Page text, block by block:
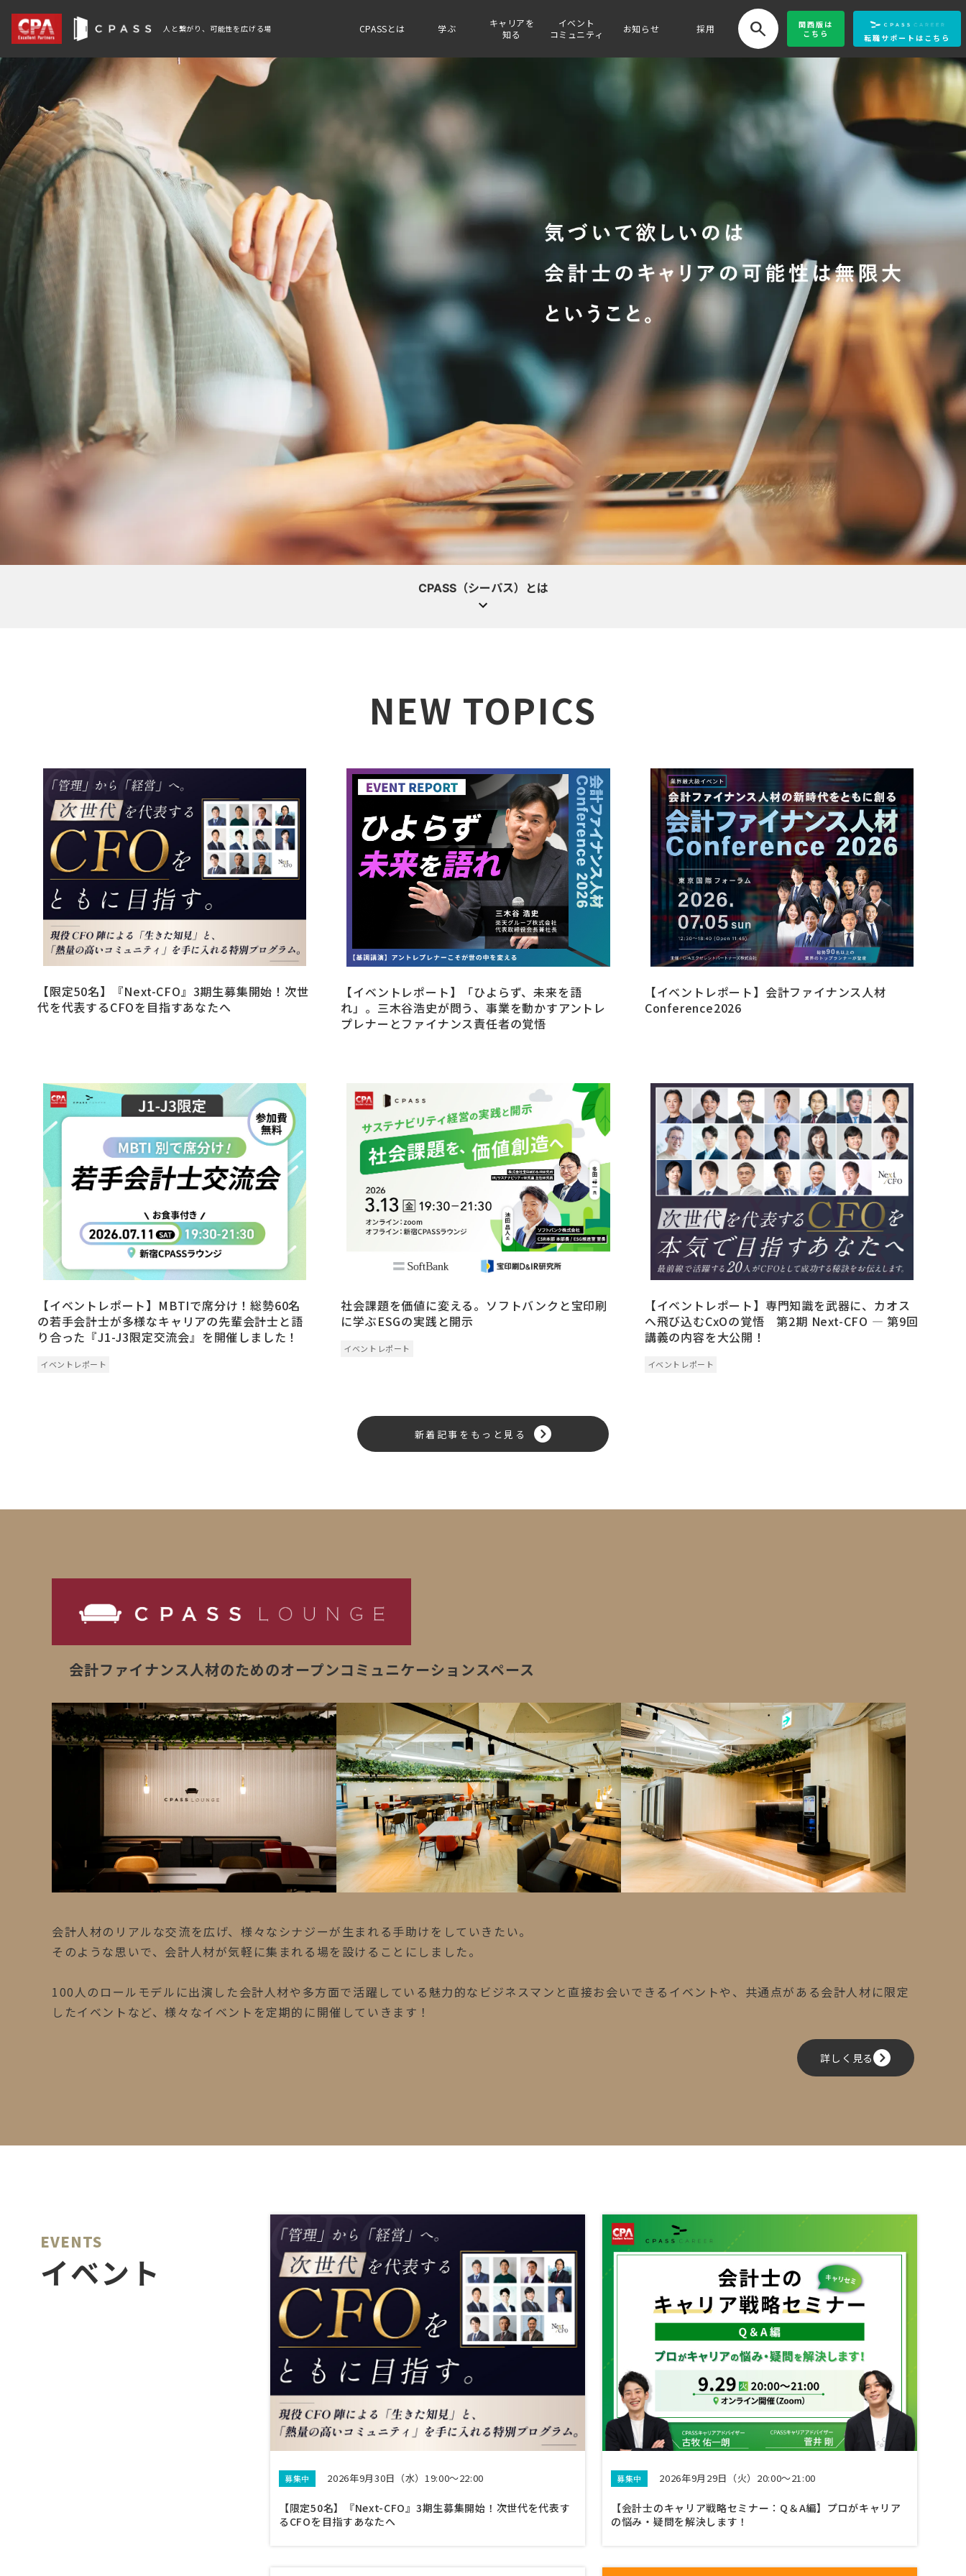
人と繋がり、可能性を広げる場 CPASSとは 学ぶ
キャリアを
知る
イベント
コミュニティ
お知らせ 採用 search 関西版 は
こちら
転職サポートはこちら
CPASS（シーパス）とは
詳しく見る
NEW TOPICS
【限定50名】『Next-CFO』3期生募集開始！次世
代を代表するCFOを目指すあなたへ
【イベントレポート】「ひよらず、未来を語
れ」。三木谷浩史が問う、事業を動かすアントレ
プレナーとファイナンス責任者の覚悟
【イベントレポート】会計ファイナンス人材
Conference2026
【イベントレポート】MBTIで席分け！総勢60名
の若手会計士が多様なキャリアの先輩会計士と語
り合った『J1-J3限定交流会』を開催しました！
イベントレポート
社会課題を価値に変える。ソフトバンクと宝印刷
に学ぶESGの実践と開示
イベントレポート
【イベントレポート】専門知識を武器に、カオス
へ飛び込むCxOの覚悟 第2期 Next-CFO ― 第9回
講義の内容を大公開！
イベントレポート
新着記事をもっと見る
会計ファイナンス人材のためのオープンコミュニケーションスペース
会計人材のリアルな交流を広げ、様々なシナジーが生まれる手助けをしていきたい。
そのような思いで、会計人材が気軽に集まれる場を設けることにしました。
100人のロールモデルに出演した会計人材や多方面で活躍している魅力的なビジネスマンと直接お会いできるイベントや、共通点がある会計人材に限定
したイベントなど、様々なイベントを定期的に開催していきます！
詳しく見る
EVENTS
イベント
募集中 2026年9月30日（水）19:00～22:00
【限定50名】『Next-CFO』3期生募集開始！次世代を代表す
るCFOを目指すあなたへ
募集中 2026年9月29日（火）20:00～21:00
【会計士のキャリア戦略セミナー：Q＆A編】プロがキャリア
の悩み・疑問を解決します！